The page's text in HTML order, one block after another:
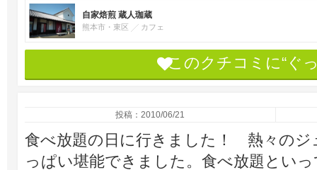
自家焙煎 蔵人珈蔵
熊本市・東区 カフェ
このクチコミに“ぐ
投稿：2010/06/21
食べ放題の日に行きました！ 熱々のジ
っぱい堪能できました。食べ放題とい